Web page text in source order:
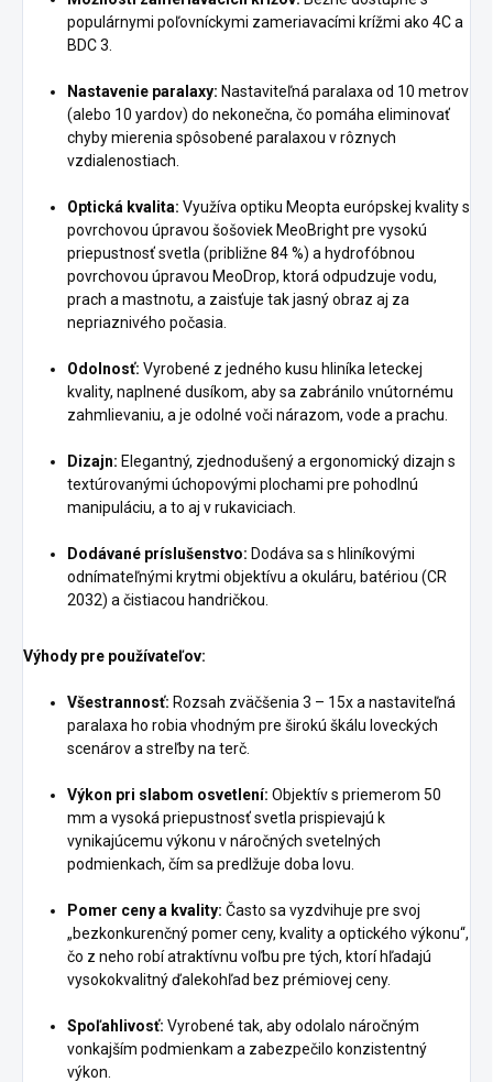
populárnymi poľovníckymi zameriavacími krížmi ako 4C a
BDC 3.
Nastavenie paralaxy: Nastaviteľná paralaxa od 10 metrov
(alebo 10 yardov) do nekonečna, čo pomáha eliminovať
chyby mierenia spôsobené paralaxou v rôznych
vzdialenostiach.
Optická kvalita: Využíva optiku Meopta európskej kvality s
povrchovou úpravou šošoviek MeoBright pre vysokú
priepustnosť svetla (približne 84 %) a hydrofóbnou
povrchovou úpravou MeoDrop, ktorá odpudzuje vodu,
prach a mastnotu, a zaisťuje tak jasný obraz aj za
nepriaznivého počasia.
Odolnosť: Vyrobené z jedného kusu hliníka leteckej
kvality, naplnené dusíkom, aby sa zabránilo vnútornému
zahmlievaniu, a je odolné voči nárazom, vode a prachu.
Dizajn: Elegantný, zjednodušený a ergonomický dizajn s
textúrovanými úchopovými plochami pre pohodlnú
manipuláciu, a to aj v rukaviciach.
Dodávané príslušenstvo: Dodáva sa s hliníkovými
odnímateľnými krytmi objektívu a okuláru, batériou (CR
2032) a čistiacou handričkou.
Výhody pre používateľov:
Všestrannosť: Rozsah zväčšenia 3 – 15x a nastaviteľná
paralaxa ho robia vhodným pre širokú škálu loveckých
scenárov a streľby na terč.
Výkon pri slabom osvetlení: Objektív s priemerom 50
mm a vysoká priepustnosť svetla prispievajú k
vynikajúcemu výkonu v náročných svetelných
podmienkach, čím sa predlžuje doba lovu.
Pomer ceny a kvality: Často sa vyzdvihuje pre svoj
„bezkonkurenčný pomer ceny, kvality a optického výkonu“,
čo z neho robí atraktívnu voľbu pre tých, ktorí hľadajú
vysokokvalitný ďalekohľad bez prémiovej ceny.
Spoľahlivosť: Vyrobené tak, aby odolalo náročným
vonkajším podmienkam a zabezpečilo konzistentný
výkon.